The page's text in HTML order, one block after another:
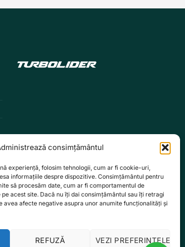
consimțământul
experiență, folosim tehnologii, cum ar fi cookie-uri,
informațiile despre dispozitive. Consimțământul pentru
să procesăm date, cum ar fi comportamentul de
acest site. Dacă nu îți dai consimțământul sau îți retragi
avea afecte negative asupra unor anumite funcționalități și
REFUZĂ VEZI PREFERINȚELE